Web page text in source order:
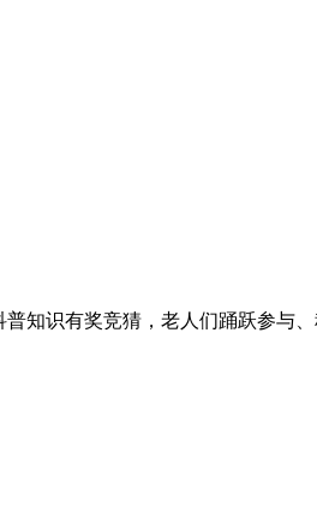
知识有奖竞猜，老人们踊跃参与